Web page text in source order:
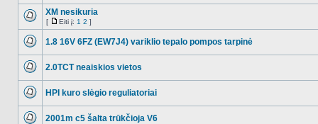
tema
užrakinta,
negalite
redaguoti
pranešimų
arba
atsakinėti
NO_UNREAD_POSTS
XM nesikuria
[
Eiti
Eiti į: 1 2 ]
1.8 16V 6FZ (EW7J4) variklio tepalo pompos tarpinė
2.0TCT neaiskios vietos
HPI kuro slėgio reguliatoriai
2001m c5 šalta trūkčioja V6